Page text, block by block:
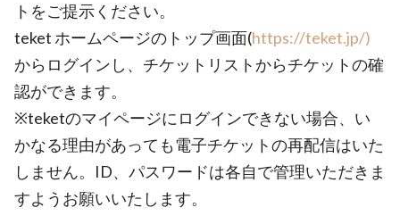
トをご提示ください。
teket ホームページのトップ画面(https://teket.jp/)
からログインし、チケットリストからチケットの確
認ができます。
※teketのマイページにログインできない場合、い
かなる理由があっても電子チケットの再配信はいた
しません。ID、パスワードは各自で管理いただきま
すようお願いいたします。